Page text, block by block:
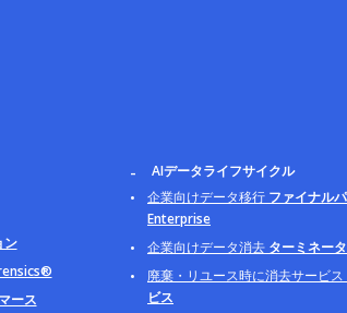
ン
ース
AIデータライフサイクル
企業向けデータ移行 ファイナル
Enterprise
企業向けデータ消去 ターミネー
廃棄・リユース時に消去サービス
ビス